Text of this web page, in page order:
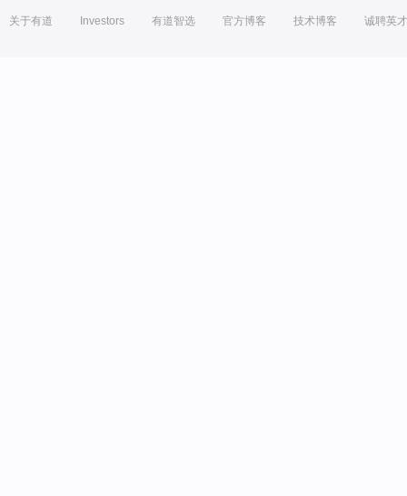
关于有道 Investors 有道智选 官方博客 技术博客 诚聘英才